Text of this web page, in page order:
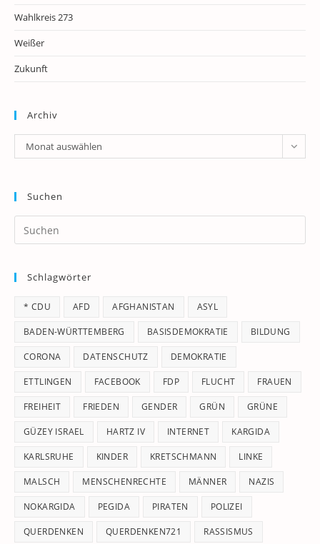
Wahlkreis 273
Weißer
Zukunft
Archiv
Archiv
Monat auswählen
Suchen
Schlagwörter
* CDU AFD AFGHANISTAN ASYL
BADEN-WÜRTTEMBERG BASISDEMOKRATIE BILDUNG
CORONA DATENSCHUTZ DEMOKRATIE
ETTLINGEN FACEBOOK FDP FLUCHT FRAUEN
FREIHEIT FRIEDEN GENDER GRÜN GRÜNE
GÜZEY ISRAEL HARTZ IV INTERNET KARGIDA
KARLSRUHE KINDER KRETSCHMANN LINKE
MALSCH MENSCHENRECHTE MÄNNER NAZIS
NOKARGIDA PEGIDA PIRATEN POLIZEI
QUERDENKEN QUERDENKEN721 RASSISMUS